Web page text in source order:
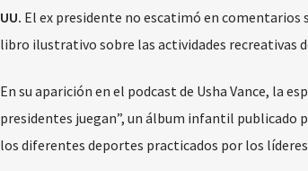
UU. El ex presidente no escatimó en comentarios
libro ilustrativo sobre las actividades recreativas
En su aparición en el podcast de Usha Vance, la
presidentes juegan”, un álbum infantil publicado
los diferentes deportes practicados por los